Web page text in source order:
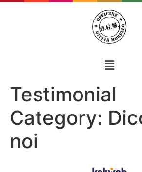
Testimonial
Category:
noi